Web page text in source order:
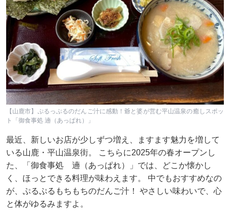
【山鹿市】ぷるっぷるのだんご汁に感動！爺と婆が営む平山温泉の癒しスポッ
ト「御食事処 遖（あっぱれ）」
最近、新しいお店が少しずつ増え、ますます魅力を増して
いる山鹿・平山温泉街。 こちらに2025年の春オープンし
た、「御食事処 遖（あっぱれ）」では、どこか懐かし
く、ほっとできる料理が味わえます。 中でもおすすめなの
が、ぷるぷるもちもちのだんご汁！ やさしい味わいで、心
と体がゆるみますよ。